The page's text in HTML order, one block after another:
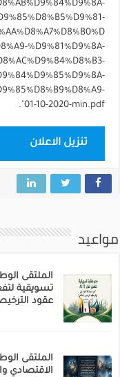
%D9%81%D9%8A-
01-10-2020-min.pdf".
تنزيل الاعلان
مواعيد
الملتقى
عقود
الملتقى
الاقتصادي